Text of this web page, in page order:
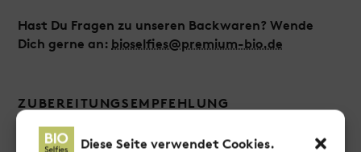
Diese Seite verwendet Cookies.
Hast Du Fragen zu unseren Backwaren? Wende
Dich gerne an: bioselfies@premium-bio.de
ZUBEREITUNGSEMPFEHLUNG
Ofen vorheizen, Brötchen aus der Verpackung
nehmen und fertigbacken bis sie goldbraun sind.